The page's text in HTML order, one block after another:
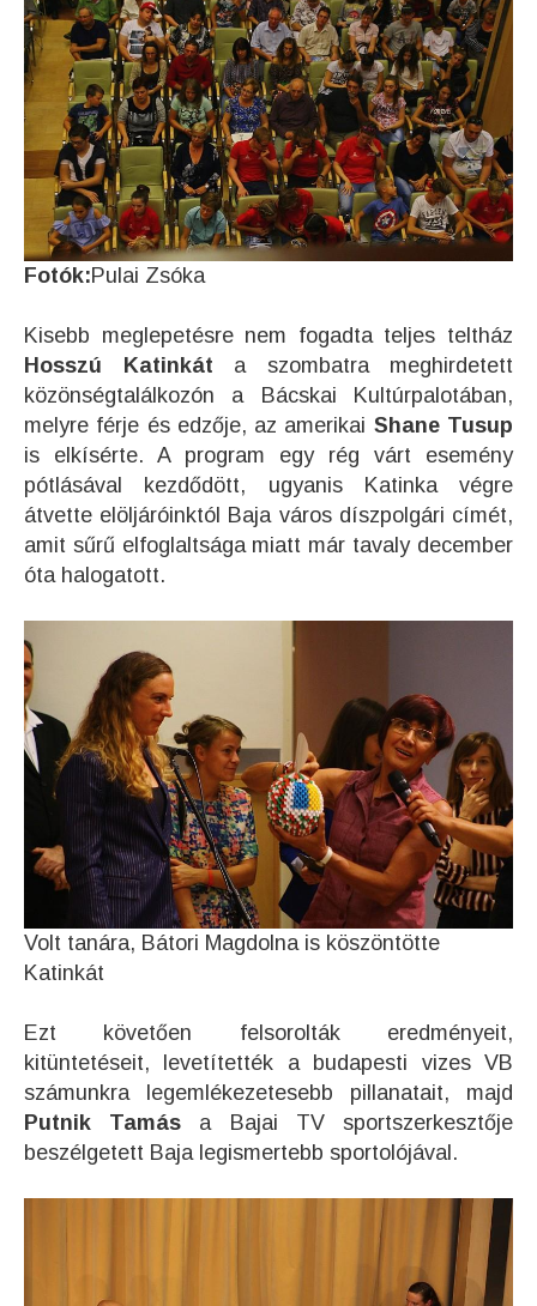
Fotók:Pulai Zsóka
Kisebb meglepetésre nem fogadta teljes teltház
Hosszú Katinkát a szombatra meghirdetett
közönségtalálkozón a Bácskai Kultúrpalotában,
melyre férje és edzője, az amerikai Shane Tusup
is elkísérte. A program egy rég várt esemény
pótlásával kezdődött, ugyanis Katinka végre
átvette elöljáróinktól Baja város díszpolgári címét,
amit sűrű elfoglaltsága miatt már tavaly december
óta halogatott.
Volt tanára, Bátori Magdolna is köszöntötte
Katinkát
Ezt követően felsorolták eredményeit,
kitüntetéseit, levetítették a budapesti vizes VB
számunkra legemlékezetesebb pillanatait, majd
Putnik Tamás a Bajai TV sportszerkesztője
beszélgetett Baja legismertebb sportolójával.